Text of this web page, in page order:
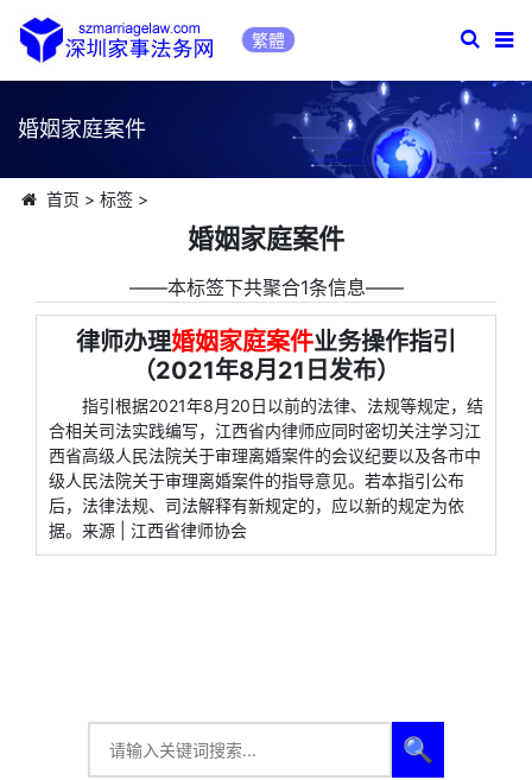
繁體
婚姻家庭案件
首页 > 标签>
婚姻家庭案件
――本标签下共聚合1条信息――
律师办理婚姻家庭案件业务操作指引
（2021年8月21日发布）
指引根据2021年8月20日以前的法律、法规等规定，结
合相关司法实践编写，江西省内律师应同时密切关注学习江
西省高级人民法院关于审理离婚案件的会议纪要以及各市中
级人民法院关于审理离婚案件的指导意见。若本指引公布
后，法律法规、司法解释有新规定的，应以新的规定为依
据。来源 | 江西省律师协会
🔍